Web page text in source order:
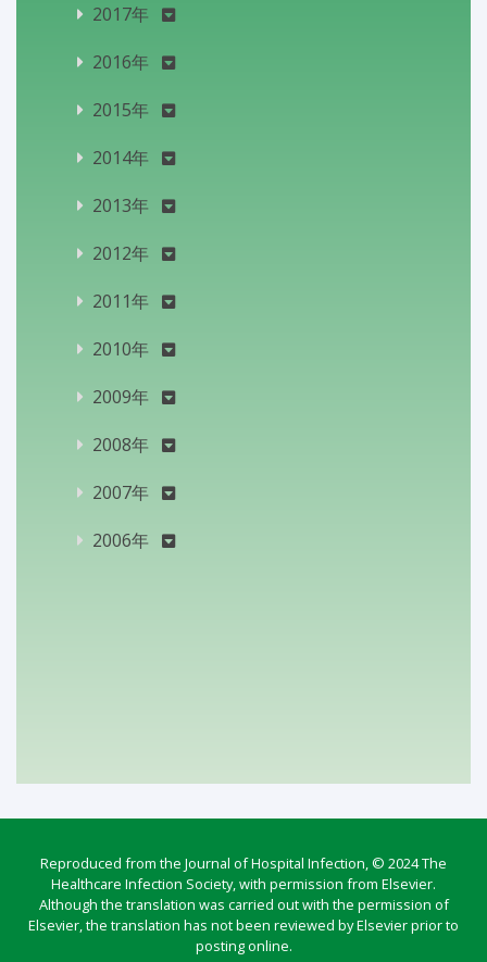
2017年
2016年
2015年
2014年
2013年
2012年
2011年
2010年
2009年
2008年
2007年
2006年
Reproduced from the Journal of Hospital Infection, © 2024 The
Healthcare Infection Society, with permission from Elsevier.
Although the translation was carried out with the permission of
Elsevier, the translation has not been reviewed by Elsevier prior to
posting online.